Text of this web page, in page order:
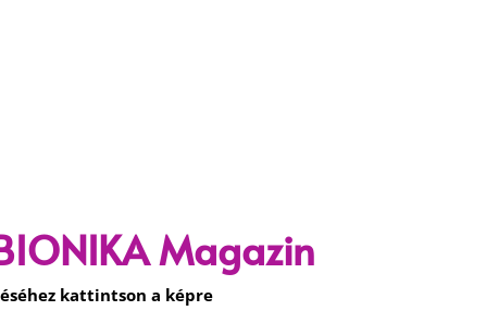
Magazin
kattintson a képre